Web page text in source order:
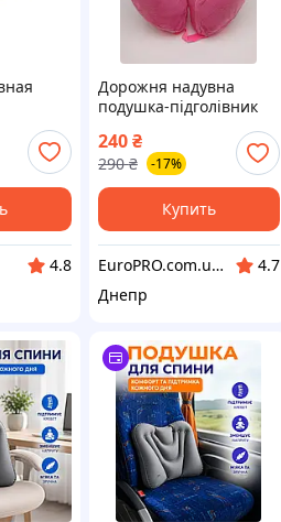
4.8
Дорожня надувна
подушка-підголівник
240₴
290 ₴ -17%
Купить
EuroPRO.com.ua | Бытовая Техника из Европы
4.7
Днепр